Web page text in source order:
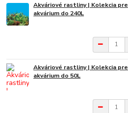
Akváriové rastliny | Kolekcia pre
akvárium do 240L
Akváriové rastliny | Kolekcia pre
akvárium do 50L